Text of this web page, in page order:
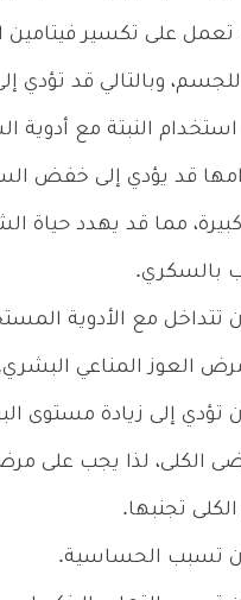
تعمل على تكسير فيتامين
وبالتالي قد تؤدي
النبتة مع أدوية
قد يؤدي إلى خفض
مما قد يهدد حياة
بالسكري.
تتداخل مع الأدوية
العوز المناعي
تؤدي إلى زيادة مستوى
الكلى، لذا يجب على
تجنبها.
تسبب الحساسية.